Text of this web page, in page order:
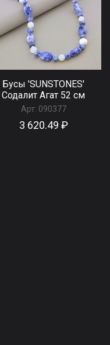
Бусы 'SUNSTONES'
Содалит Агат 52 см
Арт: 090377
3 620.49 ₽